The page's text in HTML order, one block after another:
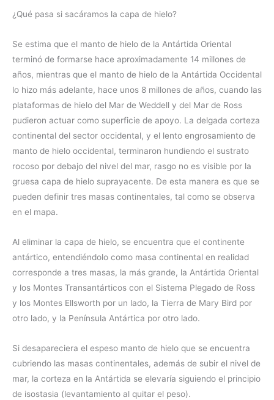
¿Qué pasa si sacáramos la capa de hielo?
Se estima que el manto de hielo de la Antártida Oriental
terminó de formarse hace aproximadamente 14 millones de
años, mientras que el manto de hielo de la Antártida Occidental
lo hizo más adelante, hace unos 8 millones de años, cuando las
plataformas de hielo del Mar de Weddell y del Mar de Ross
pudieron actuar como superficie de apoyo. La delgada corteza
continental del sector occidental, y el lento engrosamiento de
manto de hielo occidental, terminaron hundiendo el sustrato
rocoso por debajo del nivel del mar, rasgo no es visible por la
gruesa capa de hielo suprayacente. De esta manera es que se
pueden definir tres masas continentales, tal como se observa
en el mapa.
Al eliminar la capa de hielo, se encuentra que el continente
antártico, entendiéndolo como masa continental en realidad
corresponde a tres masas, la más grande, la Antártida Oriental
y los Montes Transantárticos con el Sistema Plegado de Ross
y los Montes Ellsworth por un lado, la Tierra de Mary Bird por
otro lado, y la Península Antártica por otro lado.
Si desapareciera el espeso manto de hielo que se encuentra
cubriendo las masas continentales, además de subir el nivel de
mar, la corteza en la Antártida se elevaría siguiendo el principio
de isostasia (levantamiento al quitar el peso).